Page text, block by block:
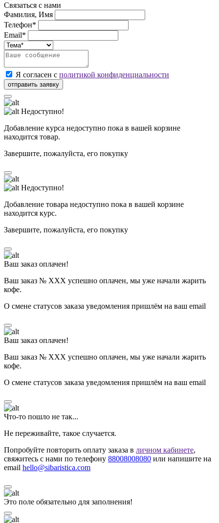
Связаться с нами
Фамилия, Имя
Телефон*
Email*
Я согласен с политикой конфиденциальности
Недоступно!
Добавление курса недоступно пока в вашей корзине
находится товар.
Завершите, пожалуйста, его покупку
Недоступно!
Добавление товара недоступно пока в вашей корзине
находится курс.
Завершите, пожалуйста, его покупку
Ваш заказ оплачен!
Ваш заказ № ХХХ успешно оплачен, мы уже начали жарить
кофе.
О смене статусов заказа уведомления пришлём на ваш email
Ваш заказ оплачен!
Ваш заказ № ХХХ успешно оплачен, мы уже начали жарить
кофе.
О смене статусов заказа уведомления пришлём на ваш email
Что-то пошло не так...
Не переживайте, такое случается.
Попробуйте повторить оплату заказа в личном кабинете,
свяжитесь с нами по телефону 88008008080 или напишите на
email hello@sibaristica.com
Это поле обязательно для заполнения!